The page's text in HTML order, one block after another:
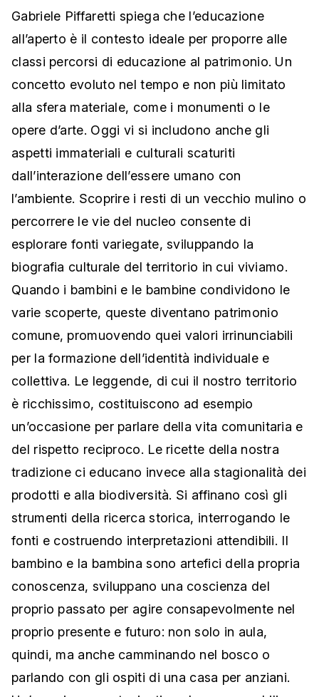
Gabriele Piffaretti spiega che l’educazione
all’aperto è il contesto ideale per proporre alle
classi percorsi di educazione al patrimonio. Un
concetto evoluto nel tempo e non più limitato
alla sfera materiale, come i monumenti o le
opere d’arte. Oggi vi si includono anche gli
aspetti immateriali e culturali scaturiti
dall’interazione dell’essere umano con
l’ambiente. Scoprire i resti di un vecchio mulino o
percorrere le vie del nucleo consente di
esplorare fonti variegate, sviluppando la
biografia culturale del territorio in cui viviamo.
Quando i bambini e le bambine condividono le
varie scoperte, queste diventano patrimonio
comune, promuovendo quei valori irrinunciabili
per la formazione dell’identità individuale e
collettiva. Le leggende, di cui il nostro territorio
è ricchissimo, costituiscono ad esempio
un’occasione per parlare della vita comunitaria e
del rispetto reciproco. Le ricette della nostra
tradizione ci educano invece alla stagionalità dei
prodotti e alla biodiversità. Si affinano così gli
strumenti della ricerca storica, interrogando le
fonti e costruendo interpretazioni attendibili. Il
bambino e la bambina sono artefici della propria
conoscenza, sviluppano una coscienza del
proprio passato per agire consapevolmente nel
proprio presente e futuro: non solo in aula,
quindi, ma anche camminando nel bosco o
parlando con gli ospiti di una casa per anziani.